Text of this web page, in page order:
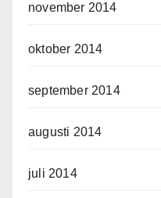
november 2014
oktober 2014
september 2014
augusti 2014
juli 2014